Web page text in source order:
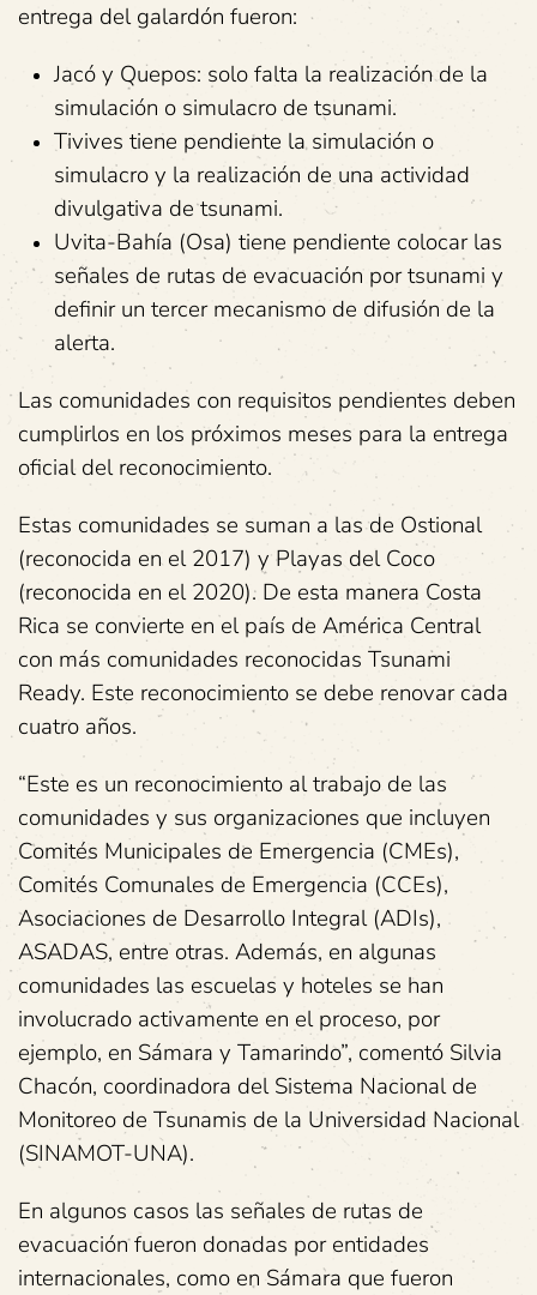
entrega del galardón fueron:
Jacó y Quepos: solo falta la realización de la
simulación o simulacro de tsunami.
Tivives tiene pendiente la simulación o
simulacro y la realización de una actividad
divulgativa de tsunami.
Uvita-Bahía (Osa) tiene pendiente colocar las
señales de rutas de evacuación por tsunami y
definir un tercer mecanismo de difusión de la
alerta.
Las comunidades con requisitos pendientes deben
cumplirlos en los próximos meses para la entrega
oficial del reconocimiento.
Estas comunidades se suman a las de Ostional
(reconocida en el 2017) y Playas del Coco
(reconocida en el 2020). De esta manera Costa
Rica se convierte en el país de América Central
con más comunidades reconocidas Tsunami
Ready. Este reconocimiento se debe renovar cada
cuatro años.
“Este es un reconocimiento al trabajo de las
comunidades y sus organizaciones que incluyen
Comités Municipales de Emergencia (CMEs),
Comités Comunales de Emergencia (CCEs),
Asociaciones de Desarrollo Integral (ADIs),
ASADAS, entre otras. Además, en algunas
comunidades las escuelas y hoteles se han
involucrado activamente en el proceso, por
ejemplo, en Sámara y Tamarindo”, comentó Silvia
Chacón, coordinadora del Sistema Nacional de
Monitoreo de Tsunamis de la Universidad Nacional
(SINAMOT-UNA).
En algunos casos las señales de rutas de
evacuación fueron donadas por entidades
internacionales, como en Sámara que fueron